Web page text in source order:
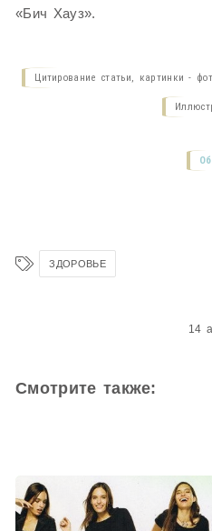
«Бич Хауз».
Цитирование статьи, картинки -
ЗДОРОВЬЕ
14
Смотрите также: